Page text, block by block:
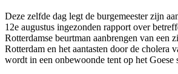
Deze zelfde dag legt de burgemeester zijn
12e augustus ingezonden rapport over
Rotterdamse beurtman aanbrengen van een
Rotterdam en het aantasten door de cholera
wordt in een onbewoonde tent op het Goese